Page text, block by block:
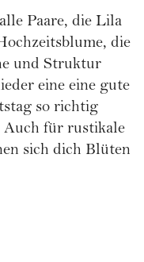
Paare, die Lila
die
und Struktur
eine eine gute
so richtig
Auch für rustikale
sich dich Blüten